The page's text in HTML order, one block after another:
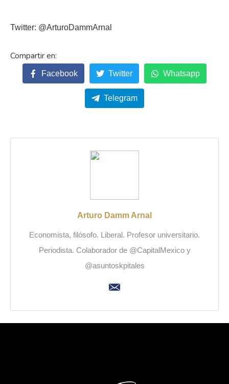
Twitter: @ArturoDammArnal
Facebook Twitter Whatsapp
Telegram
Arturo Damm Arnal
Economista, filósofo. Liberal. Profesor universitario.
Periodista. Colaborador de @CapitalMexico y
@asuntoskpitales